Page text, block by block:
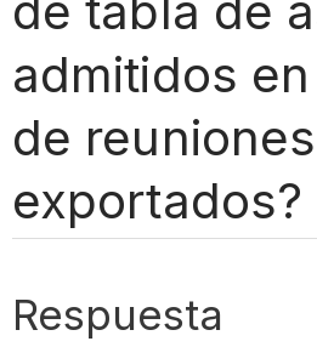
admitidos
de reuniones
exportados?
Respuesta